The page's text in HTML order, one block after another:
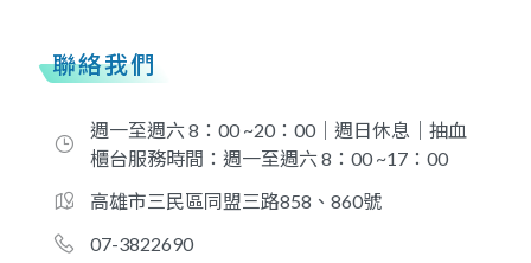
聯絡我們
週一至週六 8：00 ~20：00｜週日休息｜抽血
櫃台服務時間：週一至週六 8：00 ~17：00
高雄市三民區同盟三路858、860號
07-3822690